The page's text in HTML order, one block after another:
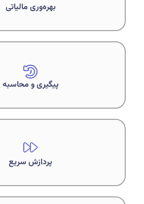
بهره‌وری مالیاتی
پیگیری و محاسبه
پردازش سریع